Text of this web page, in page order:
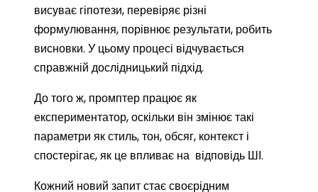
висуває гіпотези, перевіряє різні
формулювання, порівнює результати, робить
висновки. У цьому процесі відчувається
справжній дослідницький підхід.
До того ж, промптер працює як
експериментатор, оскільки він змінює такі
параметри як стиль, тон, обсяг, контекст і
спостерігає, як це впливає на відповідь ШІ.
Кожний новий запит стає своєрідним